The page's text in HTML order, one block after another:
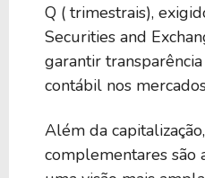
KO
HSBC
Q ( trimestrais),
Securities and
garantir
contábil nos
Além da
complementares são